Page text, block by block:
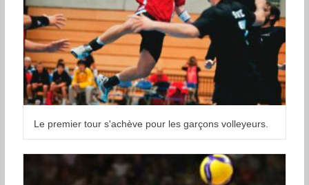
Le premier tour s'achève pour les garçons volleyeurs.